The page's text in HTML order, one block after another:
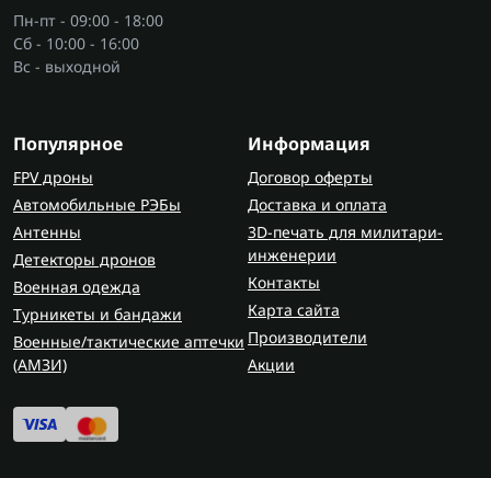
Пн-пт - 09:00 - 18:00
Сб - 10:00 - 16:00
Вс - выходной
Популярное
FPV дроны
Автомобильные РЭБы
Антенны
Детекторы дронов
Военная одежда
Турникеты и бандажи
Военные/тактические аптечки
(AMЗИ)
Информация
Договор оферты
Доставка и оплата
3D-печать для милитари-
инженерии
Контакты
Карта сайта
Производители
Акции